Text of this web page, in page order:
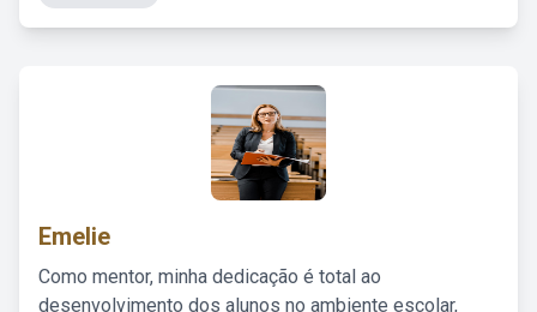
Emelie
Como mentor, minha dedicação é total ao
desenvolvimento dos alunos no ambiente escolar,